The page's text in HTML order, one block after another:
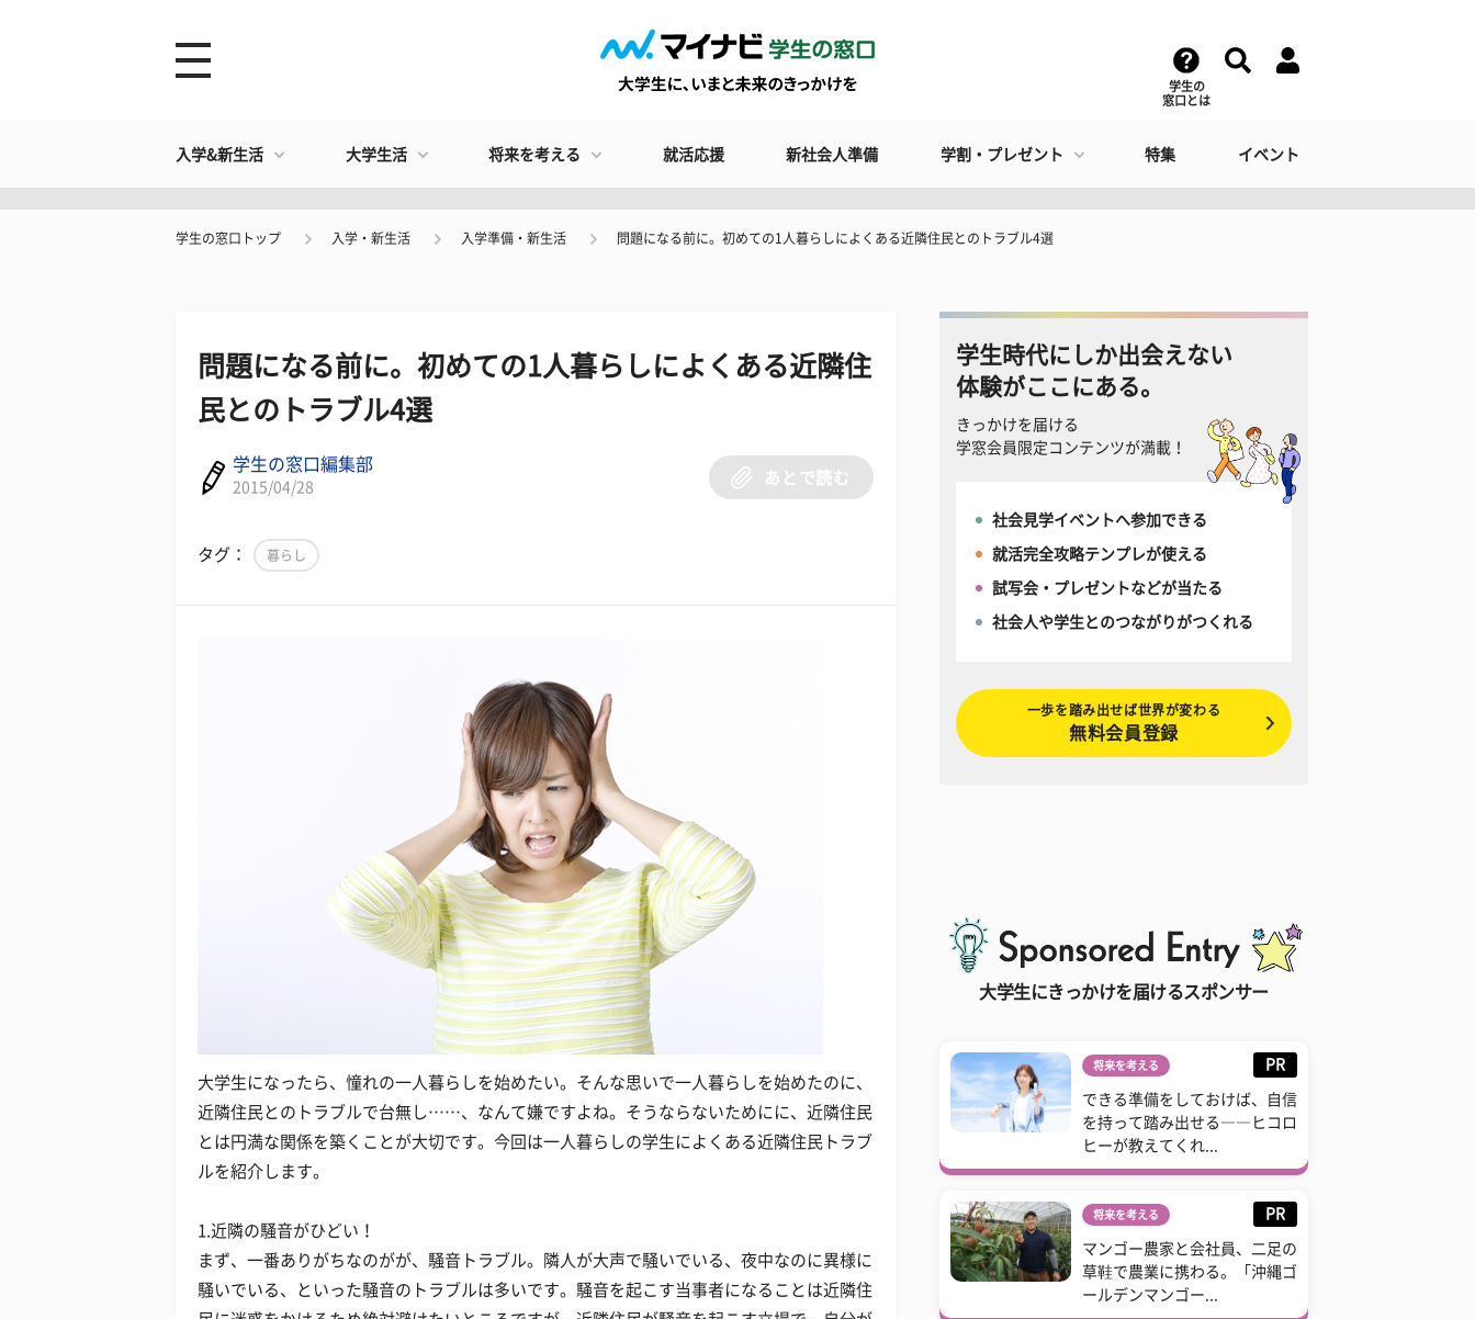
学生の
窓口とは
入学&新生活 大学生活 将来を考える 就活応援 新社会人準備 学割・プレゼント 特集 イベント
学生の窓口トップ 入学・新生活 入学準備・新生活 問題になる前に。初めての1人暮らしによくある近隣住民とのトラブル4選
問題になる前に。初めての1人暮らしによくある近隣住
民とのトラブル4選
学生の窓口編集部
2015/04/28
あとで読む
タグ： 暮らし
大学生になったら、憧れの一人暮らしを始めたい。そんな思いで一人暮らしを始めたのに、
近隣住民とのトラブルで台無し……、なんて嫌ですよね。そうならないためにに、近隣住民
とは円満な関係を築くことが大切です。今回は一人暮らしの学生によくある近隣住民トラブ
ルを紹介します。
1.近隣の騒音がひどい！
まず、一番ありがちなのがが、騒音トラブル。隣人が大声で騒いでいる、夜中なのに異様に
騒いでいる、といった騒音のトラブルは多いです。騒音を起こす当事者になることは近隣住
学生時代にしか出会えない
体験がここにある。
きっかけを届ける
学窓会員限定コンテンツが満載！
社会見学イベントへ参加できる
就活完全攻略テンプレが使える
試写会・プレゼントなどが当たる
社会人や学生とのつながりがつくれる
一歩を踏み出せば世界が変わる
無料会員登録
大学生にきっかけを届けるスポンサー
将来を考える PR
できる準備をしておけば、自信
を持って踏み出せる――ヒコロ
ヒーが教えてくれ...
将来を考える PR
マンゴー農家と会社員、二足の
草鞋で農業に携わる。「沖縄ゴ
ールデンマンゴー...